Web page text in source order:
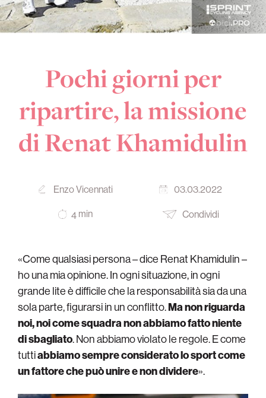
Pochi giorni per
ripartire, la missione
di Renat Khamidulin
Enzo Vicennati 03.03.2022
4 min Condividi
«Come qualsiasi persona – dice Renat Khamidulin –
ho una mia opinione. In ogni situazione, in ogni
grande lite è difficile che la responsabilità sia da una
sola parte, figurarsi in un conflitto.Ma non riguarda
noi, noi come squadra non abbiamo fatto niente
di sbagliato. Non abbiamo violato le regole. E come
tuttiabbiamo sempre considerato lo sport come
un fattore che può unire e non dividere».